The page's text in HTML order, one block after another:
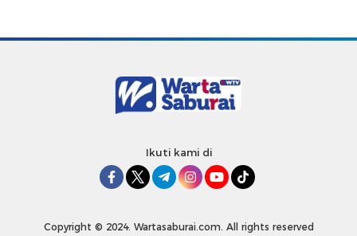
Ikuti kami di
Copyright © 2024. Wartasaburai.com. All rights reserved